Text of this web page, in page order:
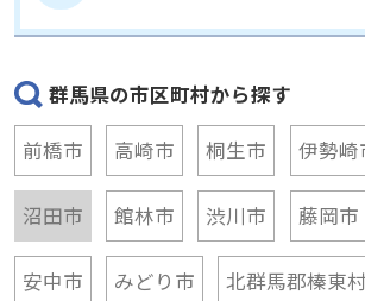
群馬県の市区町村から探す
前橋市
高崎市 桐生市 伊勢崎
沼田市 館林市 渋川市 藤岡市
安中市 みどり市 北群馬郡榛東村